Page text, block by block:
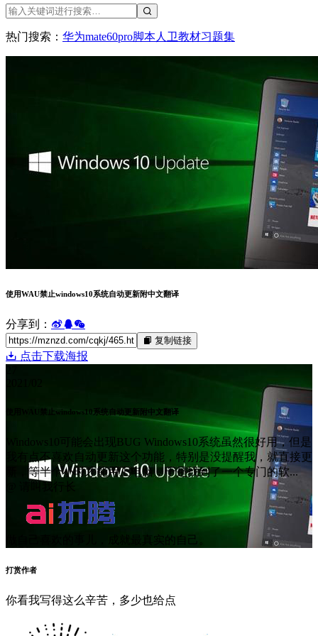
热门搜索： 华为mate60pro脚本人卫教材习题集
使用WAU禁止windows10系统自动更新附中文翻译
分享到：
复制链接
点击下载海报
使用WAU禁止windows10系统自动更新附中文翻译
Windows10可能会出现BUG Windows10系统虽然很好用，但是
我有点不喜欢自动更新这个功能，特别是没提醒我，就直接更
新，等半个小时才能用上电脑，于是找到了一个专门的软...
@ 请叫我行长
做自己喜欢的事儿，成就最真实的自己。
打赏作者
你看我写得这么辛苦，多少也给点